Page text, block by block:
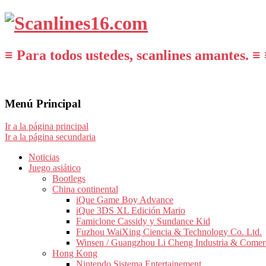
≡ Para todos ustedes, scanlines amantes. ≡
Menú Principal
Ir a la página principal
Ir a la página secundaria
Noticias
Juego asiático
Bootlegs
China continental
iQue Game Boy Advance
iQue 3DS XL Edición Mario
Famiclone Cassidy y Sundance Kid
Fuzhou WaiXing Ciencia & Technology Co. Ltd.
Winsen / Guangzhou Li Cheng Industria &
Hong Kong